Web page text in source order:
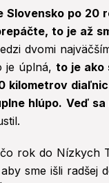
Slovensko po 20
to je až
dvomi
je úplná, to je ako
kilometrov
hlúpo. Veď sa
rok do Nízkych
sme išli radšej